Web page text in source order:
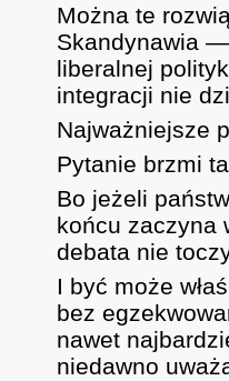
Można te
Skandynawia
liberalnej
integracji nie
Najważniejsze
Pytanie brzmi
Bo jeżeli
końcu zaczyna
debata nie
I być może
bez
nawet
niedawno